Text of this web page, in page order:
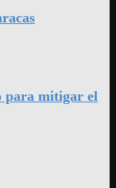
para mitigar el